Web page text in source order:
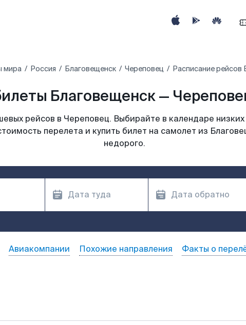
мира Россия Благовещенск Череповец Расписание рейсов
Благовещенск —
рейсов в Череповец. Выбирайте в календаре
перелета и купить билет на самолет из
недорого.
Авиакомпании Похожие направления Факты о